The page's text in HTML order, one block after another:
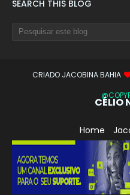
SEARCH THIS BLOG
CRIADO JACOBINA BAHIA
CÉLIO
Home